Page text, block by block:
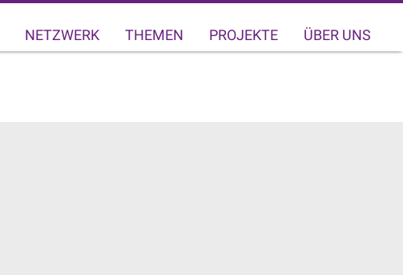
NETZWERK THEMEN PROJEKTE ÜBER UNS